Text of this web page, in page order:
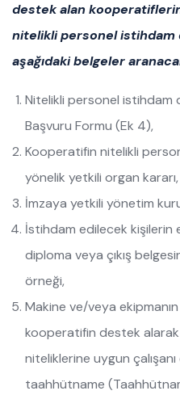
destek alan
nitelikli personel istihdam
aşağıdaki belgeler
Nitelikli personel istihdam
Başvuru Formu (Ek 4),
Kooperatifin nitelikli
yönelik yetkili organ kararı,
İmzaya yetkili yönetim
İstihdam edilecek kişilerin
diploma veya çıkış
örneği,
Makine ve/veya ekipmanın
kooperatifin destek
niteliklerine uygun çalışanı
taahhütname